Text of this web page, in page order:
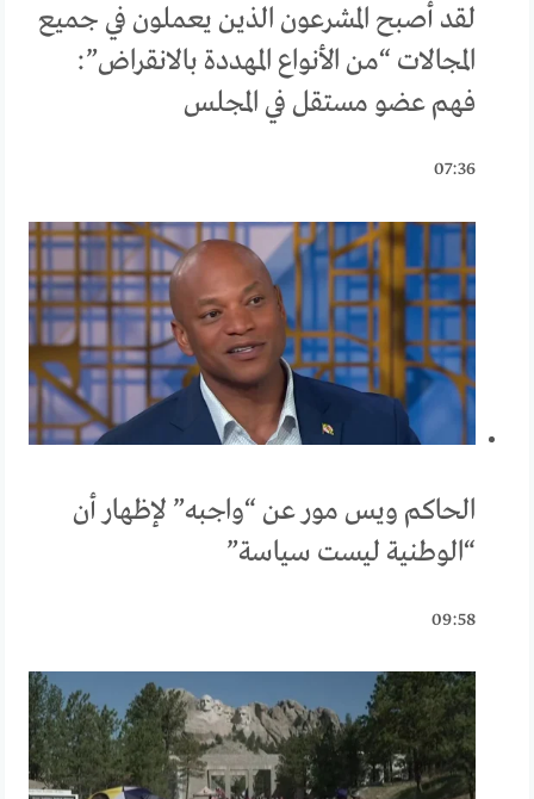
لقد أصبح المشرعون الذين يعملون في جميع
المجالات “من الأنواع المهددة بالانقراض”:
فهم عضو مستقل في المجلس
07:36
الحاكم ويس مور عن “واجبه” لإظهار أن
“الوطنية ليست سياسة”
09:58